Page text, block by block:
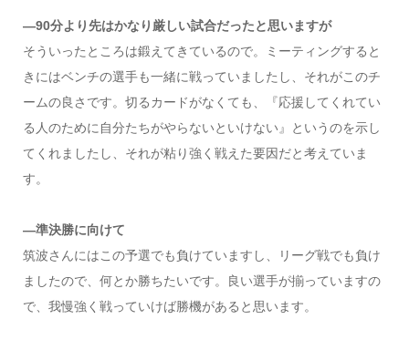
—90分より先はかなり厳しい試合だったと思いますが
そういったところは鍛えてきているので。ミーティングすると
きにはベンチの選手も一緒に戦っていましたし、それがこのチ
ームの良さです。切るカードがなくても、『応援してくれてい
る人のために自分たちがやらないといけない』というのを示し
てくれましたし、それが粘り強く戦えた要因だと考えていま
す。
—準決勝に向けて
筑波さんにはこの予選でも負けていますし、リーグ戦でも負け
ましたので、何とか勝ちたいです。良い選手が揃っていますの
で、我慢強く戦っていけば勝機があると思います。